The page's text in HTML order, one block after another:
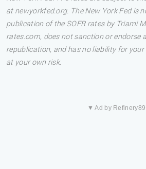
at newyorkfed.org. The New York Fed is
publication of the SOFR rates by Triami
rates.com, does not sanction or endorse
republication, and has no liability for your
at your own risk.
▼ Ad by Refinery89